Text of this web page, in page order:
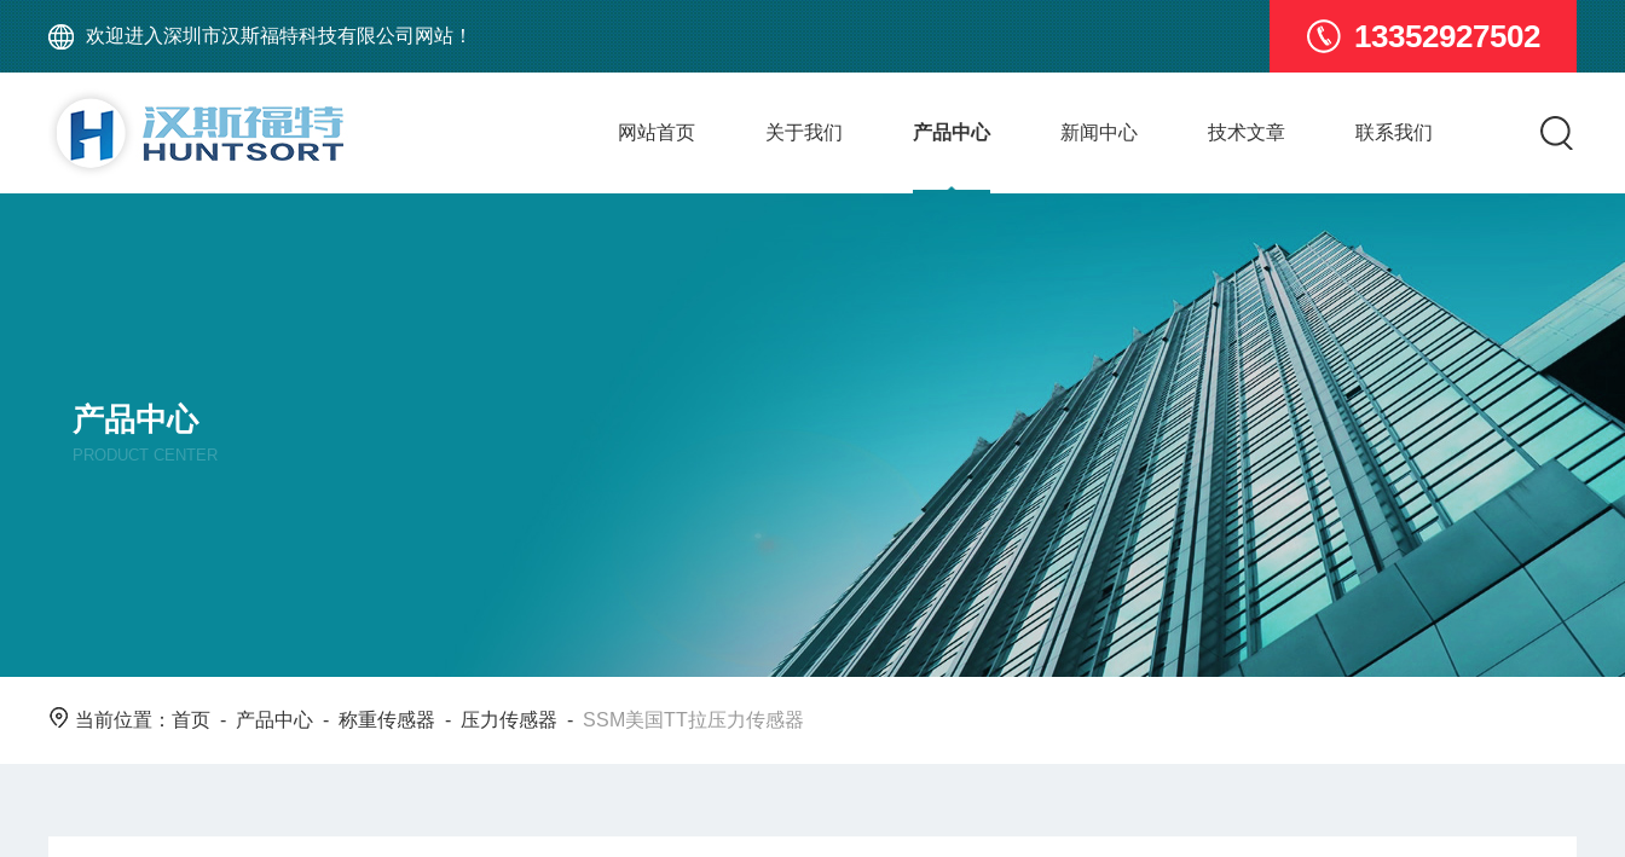
欢迎进入深圳市汉斯福特科技有限公司网站！ 13352927502
网站首页 关于我们 产品中心 新闻中心 技术文章 联系我们
产品中心
PRODUCT CENTER
当前位置：首页 - 产品中心 -称重传感器 - 压力传感器 - SSM美国TT拉压力传感器